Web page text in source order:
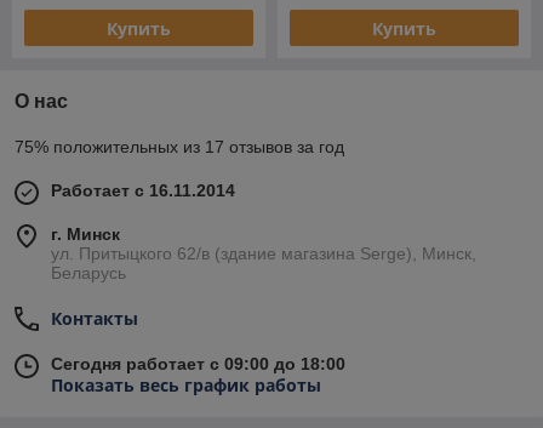
Купить Купить
О нас
75% положительных из 17 отзывов за год
Работает с 16.11.2014
г. Минск
ул. Притыцкого 62/в (здание магазина Serge), Минск,
Беларусь
Контакты
Сегодня работает с 09:00 до 18:00
Показать весь график работы